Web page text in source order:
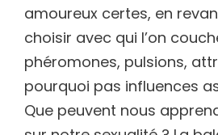
amoureux certes, en
choisir avec qui l’on
phéromones, pulsions,
pourquoi pas influences
Que peuvent nous